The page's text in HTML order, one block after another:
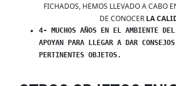
FICHADOS, HEMOS LLEVADO A CABO
DE CONOCER LA
4- MUCHOS AÑOS EN EL AMBIENTE DEL
APOYAN PARA LLEGAR A DAR
PERTINENTES OBJETOS.